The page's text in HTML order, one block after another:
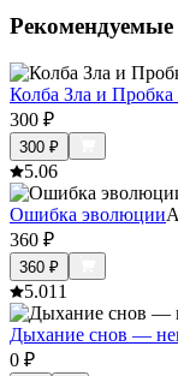
Рекомендуемые
Колба Зла и
300 ₽
300 ₽
5.06
Ошибка эволюции
360 ₽
360 ₽
5.011
Дыхание снов —
0 ₽